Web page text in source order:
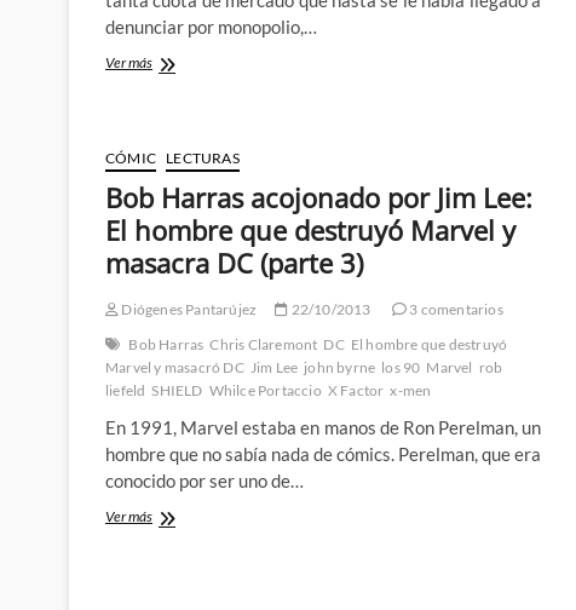
denunciar por monopolio,…
Ver másBob
la
incompetencia:
hombre
que
destruyó
Marvel
masacra
DC
(parte
CÓMIC LECTURAS
Bob Harras acojonado por Jim Lee:
El hombre que destruyó Marvel y
masacra DC (parte 3)
Diógenes Pantarújez 22/10/2013
3 comentarios
Bob Harras Chris Claremont DC El hombre que destruyó
Marvel y masacró DC Jim Lee john byrne los 90 Marvel rob
liefeld SHIELD Whilce Portaccio X Factor x-men
En 1991, Marvel estaba en manos de Ron Perelman, un
hombre que no sabía nada de cómics. Perelman, que era
conocido por ser uno de…
Ver másBob